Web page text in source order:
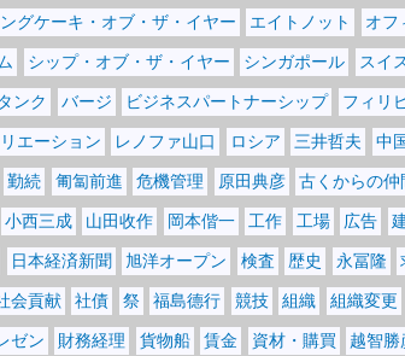
グケーキ・オブ・ザ・イヤー エイトノット オフ
シップ・オブ・ザ・イヤー シンガポール スイ
ンク バージ ビジネスパートナーシップ フィリ
エーション レノファ山口 ロシア 三井哲夫 中
勤続 匍匐前進 危機管理 原田典彦 古くからの仲
小西三成 山田收作 岡本偕一 工作 工場 広告
日本経済新聞 旭洋オープン 検査 歴史 永冨隆
会貢献 社債 祭 福島德行 競技 組織 組織変更
ゼン 財務経理 貨物船 賃金 資材・購買 越智勝